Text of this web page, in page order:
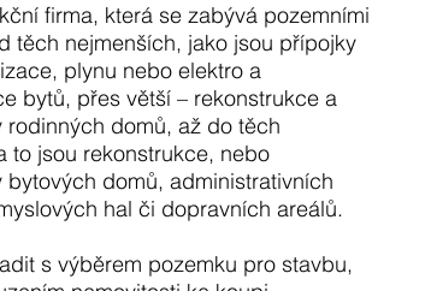
firma, která se zabývá pozemními
těch nejmenších, jako jsou přípojky
plynu nebo elektro a
bytů, přes větší – rekonstrukce a
rodinných domů, až do těch
to jsou rekonstrukce, nebo
bytových domů, administrativních
hal či dopravních areálů.
s výběrem pozemku pro stavbu,